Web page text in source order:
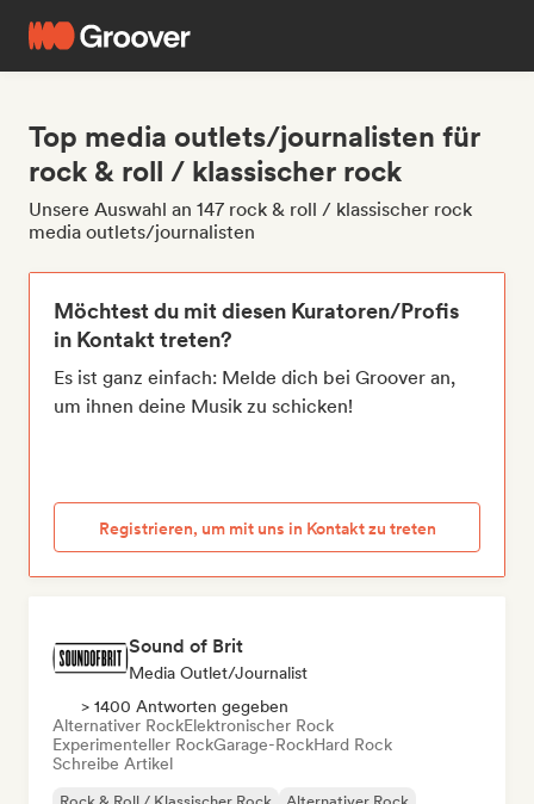
Top media outlets/journalisten für
rock & roll / klassischer rock
Unsere Auswahl an 147 rock & roll / klassischer rock
media outlets/journalisten
Möchtest du mit diesen Kuratoren/Profis
in Kontakt treten?
Es ist ganz einfach: Melde dich bei Groover an,
um ihnen deine Musik zu schicken!
Registrieren, um mit uns in Kontakt zu treten
Sound of Brit
Media Outlet/Journalist
> 1400 Antworten gegeben
Alternativer RockElektronischer Rock
Experimenteller RockGarage-RockHard Rock
Schreibe Artikel